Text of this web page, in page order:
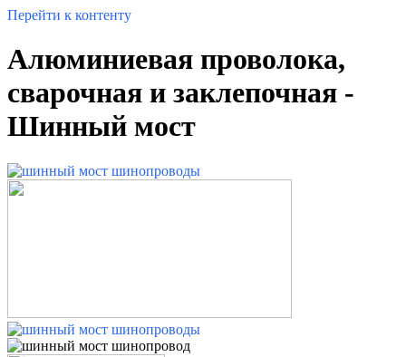
Перейти к контенту
Алюминиевая проволока,
сварочная и заклепочная -
Шинный мост